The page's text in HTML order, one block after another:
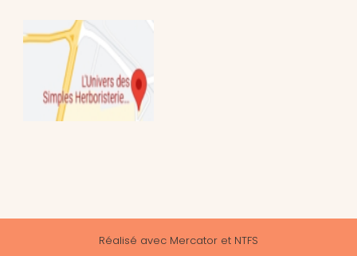
Réalisé avec Mercator et NTFS